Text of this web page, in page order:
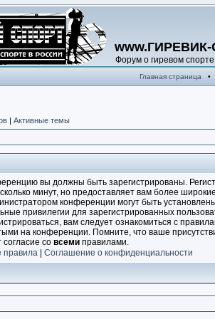
Форум о гиревом спорте
Главная страница •
| Активные темы
вы должны быть зарегистрированы.
минут, но предоставляет вам более
конференции могут быть
привилегии для зарегистрированных
вам следует ознакомиться с
на конференции. Помните, что ваше
со всеми правилами.
Соглашение о конфиденциальности